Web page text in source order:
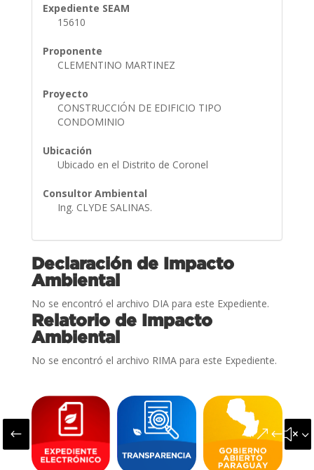
Expediente SEAM
15610
Proponente
CLEMENTINO MARTINEZ
Proyecto
CONSTRUCCIÓN DE EDIFICIO TIPO
CONDOMINIO
Ubicación
Ubicado en el Distrito de Coronel
Consultor Ambiental
Ing. CLYDE SALINAS.
Declaración de Impacto
Ambiental
No se encontró el archivo DIA para este Expediente.
Relatorio de Impacto
Ambiental
No se encontró el archivo RIMA para este Expediente.
#